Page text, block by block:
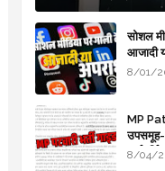
सोशल
आजादी
8/01/
MP
उपसमूह-
8/04/